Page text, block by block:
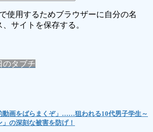
使用するためブラウザーに自分の名
サイトを保存する。
のタブチ
動画をばらまくぞ」……狙われる10代男子学生～
の深刻な被害を防げ！